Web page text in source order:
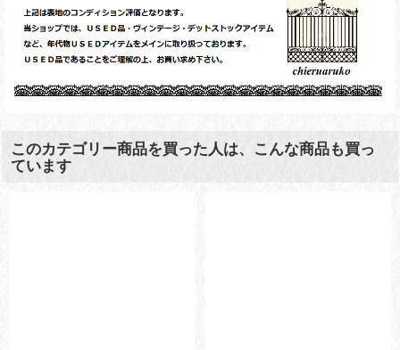
このカテゴリー商品を買った人は、こんな商品も買っ
ています